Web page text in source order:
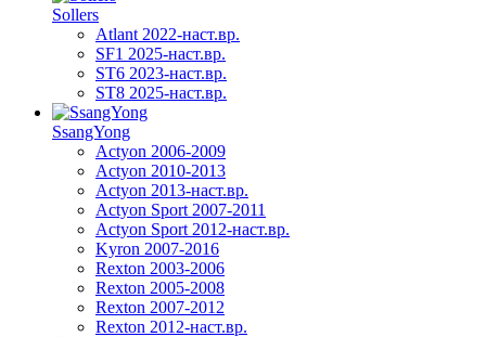
Sollers
Atlant 2022-наст.вр.
SF1 2025-наст.вр.
ST6 2023-наст.вр.
ST8 2025-наст.вр.
SsangYong
Actyon 2006-2009
Actyon 2010-2013
Actyon 2013-наст.вр.
Actyon Sport 2007-2011
Actyon Sport 2012-наст.вр.
Kyron 2007-2016
Rexton 2003-2006
Rexton 2005-2008
Rexton 2007-2012
Rexton 2012-наст.вр.